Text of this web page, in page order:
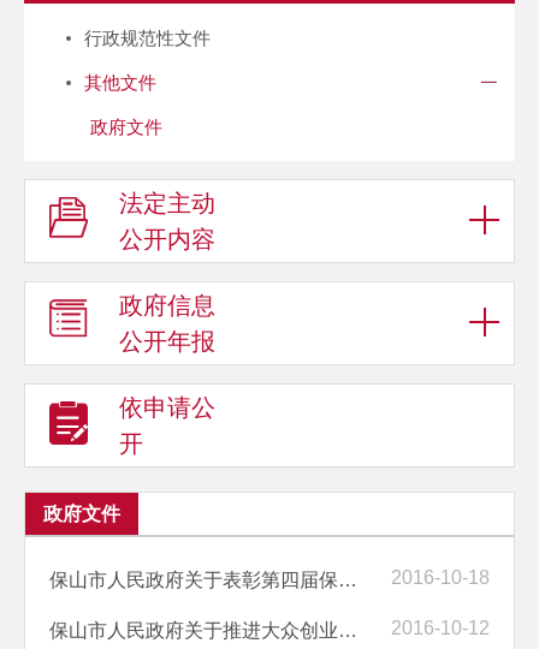
行政规范性文件
其他文件
政府文件
法定主动
公开内容
政府信息
公开年报
依申请公
开
政府文件
保山市人民政府关于表彰第四届保山市自然科学优秀学术论文奖的通知 2016-10-18
保山市人民政府关于推进大众创业万众创新的意见 2016-10-12